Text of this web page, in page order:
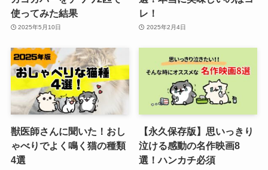
使ってみた結果
2025年5月10日
レ！
2025年2月4日
獣医師さんに聞いた！おし
ゃべりでよく鳴く猫の種類
4選
【永久保存版】思いっきり
泣ける感動の名作映画8
選！ハンカチ必須